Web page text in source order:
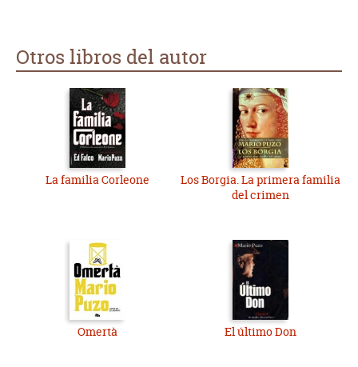
Otros libros del autor
La familia Corleone
Los Borgia. La primera familia
del crimen
Omertà El último Don